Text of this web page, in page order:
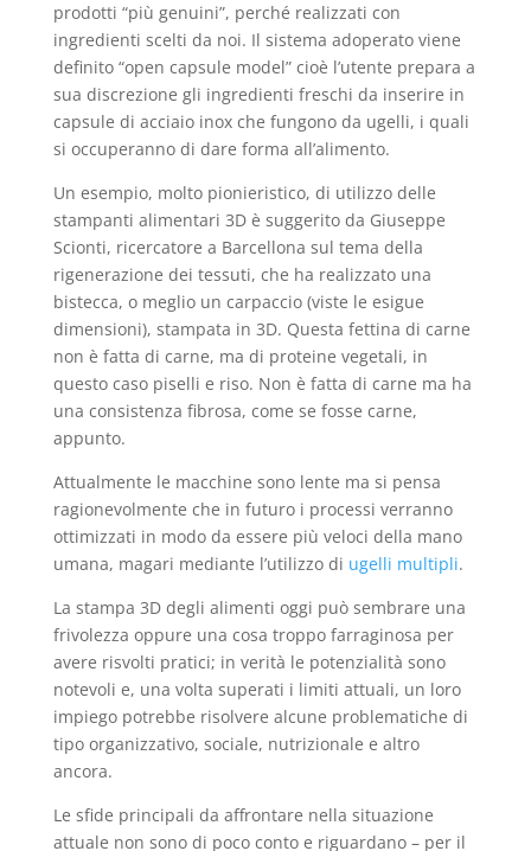
prodotti “più genuini”, perché realizzati con
ingredienti scelti da noi. Il sistema adoperato viene
definito “open capsule model” cioè l’utente prepara a
sua discrezione gli ingredienti freschi da inserire in
capsule di acciaio inox che fungono da ugelli, i quali
si occuperanno di dare forma all’alimento.
Un esempio, molto pionieristico, di utilizzo delle
stampanti alimentari 3D è suggerito da Giuseppe
Scionti, ricercatore a Barcellona sul tema della
rigenerazione dei tessuti, che ha realizzato una
bistecca, o meglio un carpaccio (viste le esigue
dimensioni), stampata in 3D. Questa fettina di carne
non è fatta di carne, ma di proteine vegetali, in
questo caso piselli e riso. Non è fatta di carne ma ha
una consistenza fibrosa, come se fosse carne,
appunto.
Attualmente le macchine sono lente ma si pensa
ragionevolmente che in futuro i processi verranno
ottimizzati in modo da essere più veloci della mano
umana, magari mediante l’utilizzo di ugelli multipli.
La stampa 3D degli alimenti oggi può sembrare una
frivolezza oppure una cosa troppo farraginosa per
avere risvolti pratici; in verità le potenzialità sono
notevoli e, una volta superati i limiti attuali, un loro
impiego potrebbe risolvere alcune problematiche di
tipo organizzativo, sociale, nutrizionale e altro
ancora.
Le sfide principali da affrontare nella situazione
attuale non sono di poco conto e riguardano – per il